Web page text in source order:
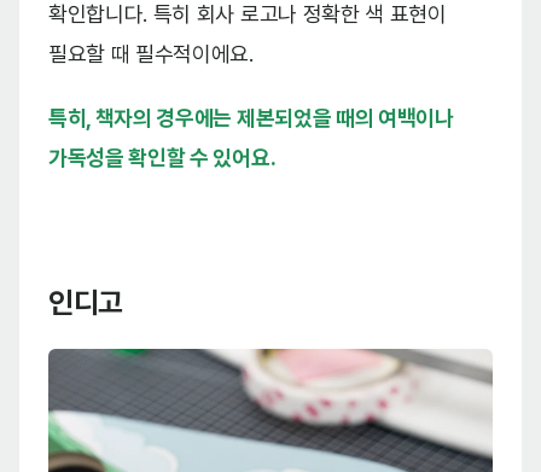
확인합니다. 특히 회사 로고나 정확한 색 표현이
필요할 때 필수적이에요.
특히, 책자의 경우에는 제본되었을 때의 여백이나
가독성을 확인할 수 있어요.
인디고